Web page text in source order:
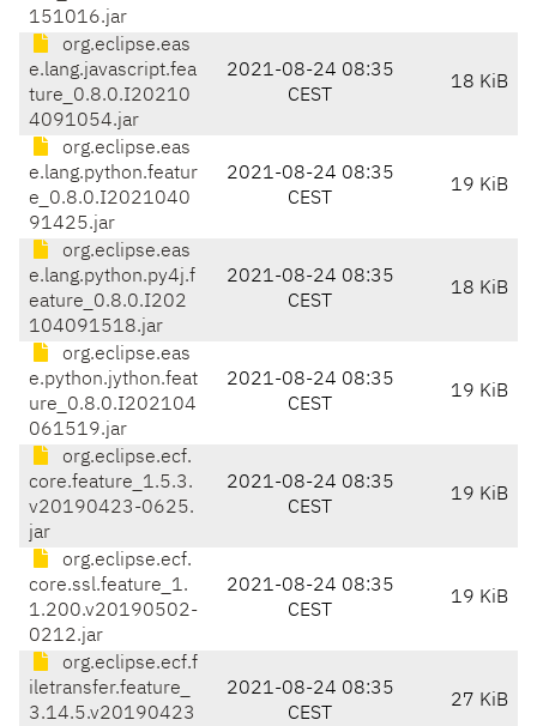
151016.jar
org.eclipse.eas
e.lang.javascript.fea
ture_0.8.0.I20210
4091054.jar
2021-08-24 08:35
CEST
18 KiB
org.eclipse.eas
e.lang.python.featur
e_0.8.0.I2021040
91425.jar
2021-08-24 08:35
CEST
19 KiB
org.eclipse.eas
e.lang.python.py4j.f
eature_0.8.0.I202
104091518.jar
2021-08-24 08:35
CEST
18 KiB
org.eclipse.eas
e.python.jython.feat
ure_0.8.0.I202104
061519.jar
2021-08-24 08:35
CEST
19 KiB
org.eclipse.ecf.
core.feature_1.5.3.
v20190423-0625.
jar
2021-08-24 08:35
CEST
19 KiB
org.eclipse.ecf.
core.ssl.feature_1.
1.200.v20190502-
0212.jar
2021-08-24 08:35
CEST
19 KiB
org.eclipse.ecf.f
iletransfer.feature_
3.14.5.v20190423
2021-08-24 08:35
CEST
27 KiB